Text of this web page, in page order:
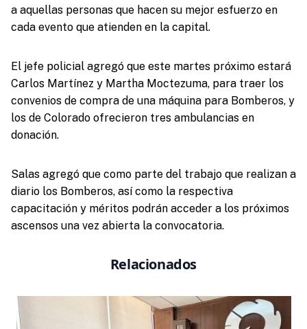
a aquellas personas que hacen su mejor esfuerzo en
cada evento que atienden en la capital.
El jefe policial agregó que este martes próximo estará
Carlos Martínez y Martha Moctezuma, para traer los
convenios de compra de una máquina para Bomberos, y
los de Colorado ofrecieron tres ambulancias en
donación.
Salas agregó que como parte del trabajo que realizan a
diario los Bomberos, así como la respectiva
capacitación y méritos podrán acceder a los próximos
ascensos una vez abierta la convocatoria.
Relacionados